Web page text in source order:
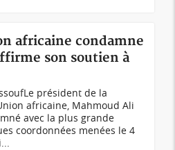
africaine condamne
son soutien à
président de la
africaine, Mahmoud Ali
avec la plus grande
coordonnées menées le 4